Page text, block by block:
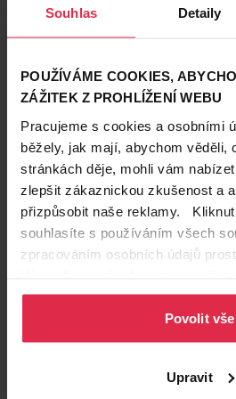
Souhlas Detaily
POUŽÍVÁME COOKIES,
ZÁŽITEK Z PROHLÍŽENÍ WEBU
Pracujeme s cookies a osobními
běžely, jak mají, abychom věděli,
stránkách děje, mohli vám
zlepšit zákaznickou zkušenost a
přizpůsobit naše reklamy.
souhlasíte s používáním všech
zpracováním osobních údajů
osobních údajů.
Povolit vše
Upravit
Krásné vlasy
6. 3. 2019
Bláznivé barvy vlasů: Která je
Tyrkysová, aqua nebo flamingo na
pozor na to, aby vám vybraná crazy
kadeřnicí Martinou Kolářovou vám
vybrat tu pravou.
péče o vlasy vlasová kosmetika